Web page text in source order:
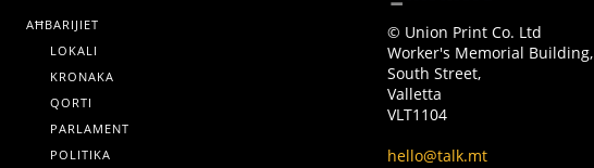
AĦBARIJIET
LOKALI
KRONAKA
QORTI
PARLAMENT
POLITIKA
© Union Print Co. Ltd
Worker's Memorial Building,
South Street,
Valletta
VLT1104
hello@talk.mt